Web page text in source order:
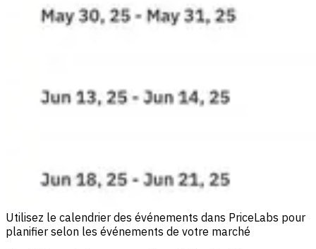
Utilisez le calendrier des événements dans PriceLabs pour
planifier selon les événements de votre marché